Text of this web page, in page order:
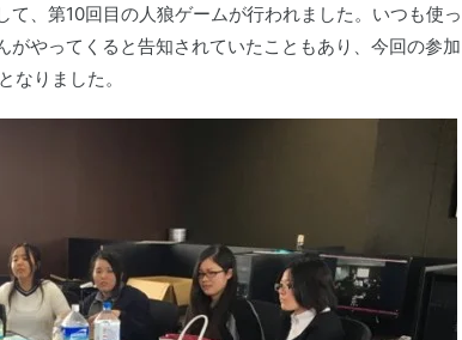
て、第10回目の人狼ゲームが行われました。いつも使っ
やってくると告知されていたこともあり、今回の参加
なりました。